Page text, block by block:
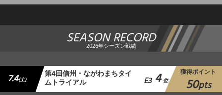
SEASON RECORD
2026年シーズン戦績
7.4(土) 第4回信州・ながわまちタイ
ムトライアル E3 4 位
獲得ポイント
50pts